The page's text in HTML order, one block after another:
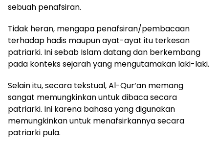
sebuah penafsiran.
Tidak heran, mengapa penafsiran/pembacaan
terhadap hadis maupun ayat-ayat itu terkesan
patriarki. Ini sebab Islam datang dan berkembang
pada konteks sejarah yang mengutamakan laki-laki.
Selain itu, secara tekstual, Al-Qur’an memang
sangat memungkinkan untuk dibaca secara
patriarki. Ini karena bahasa yang digunakan
memungkinkan untuk menafsirkannya secara
patriarki pula.